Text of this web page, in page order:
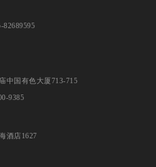
82689595
中国有色大厦713-715
9385
酒店1627